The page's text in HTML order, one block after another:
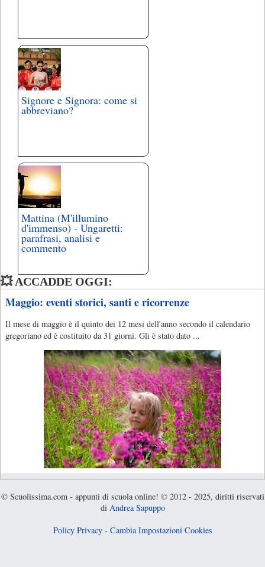
Signore e Signora: come si
abbreviano?
Mattina (M'illumino
d'immenso) - Ungaretti:
parafrasi, analisi e
commento
💥 ACCADDE OGGI:
Maggio: eventi storici, santi e ricorrenze
Il mese di maggio è il quinto dei 12 mesi dell'anno secondo il calendario
gregoriano ed è costituito da 31 giorni. Gli è stato dato ...
© Scuolissima.com - appunti di scuola online! © 2012 - 2025, diritti riservati
di Andrea Sapuppo
Policy Privacy- Cambia Impostazioni Cookies